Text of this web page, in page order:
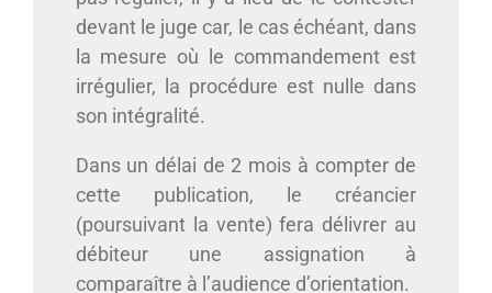
devant le juge car, le cas échéant, dans
la mesure où le commandement est
irrégulier, la procédure est nulle dans
son intégralité.
Dans un délai de 2 mois à compter de
cette publication, le créancier
(poursuivant la vente) fera délivrer au
débiteur une assignation à
comparaître à l’audience d’orientation.